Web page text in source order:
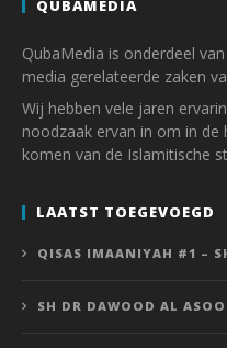
QUBAMEDIA
QubaMedia is onderdeel
media gerelateerde zaken
Wij hebben vele jaren
noodzaak ervan in om in
komen van de Islamitische
LAATST TOEGEVOEGD
QISAS IMAANIYAH #1 –
SH DR DAWOOD AL